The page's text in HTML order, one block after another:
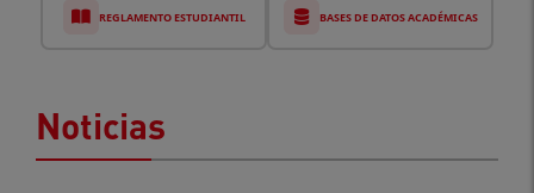
REGLAMENTO ESTUDIANTIL BASES DE DATOS ACADÉMICAS
Noticias